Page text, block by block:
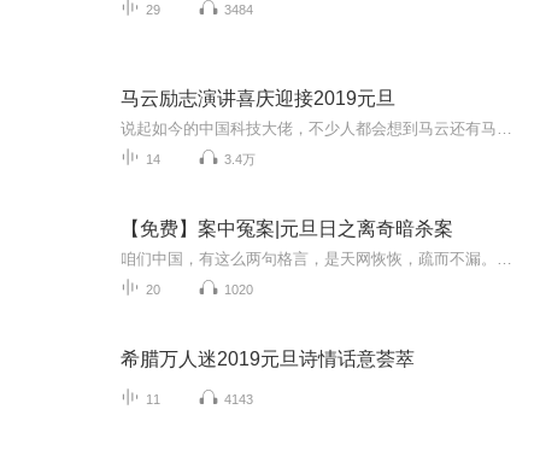
29 3484
马云励志演讲喜庆迎接2019元旦
14 3.4万
【免费】案中冤案|元旦日之离奇暗杀案
20 1020
希腊万人迷2019元旦诗情话意荟萃
11 4143